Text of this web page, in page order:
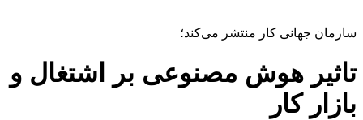
سازمان جهانی کار منتشر می‌کند؛
تاثیر هوش مصنوعی بر اشتغال و
بازار کار